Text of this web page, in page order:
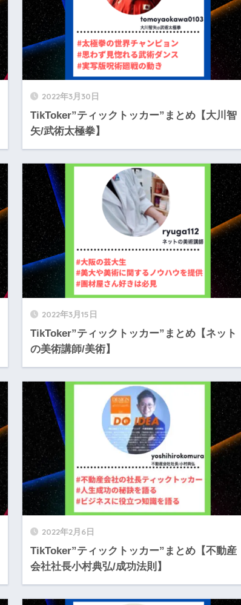
2022年3月30日
TikToker”ティックトッカー”まとめ【大川智
矢/武術太極拳】
2022年3月15日
TikToker”ティックトッカー”まとめ【ネット
の美術講師/美術】
2022年2月6日
TikToker”ティックトッカー”まとめ【不動産
会社社長小村典弘/成功法則】